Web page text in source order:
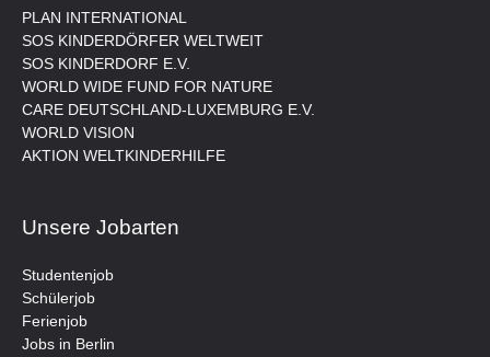
PLAN INTERNATIONAL
SOS KINDERDÖRFER WELTWEIT
SOS KINDERDORF E.V.
WORLD WIDE FUND FOR NATURE
CARE DEUTSCHLAND-LUXEMBURG E.V.
WORLD VISION
AKTION WELTKINDERHILFE
Unsere Jobarten
Studentenjob
Schülerjob
Ferienjob
Jobs in Berlin